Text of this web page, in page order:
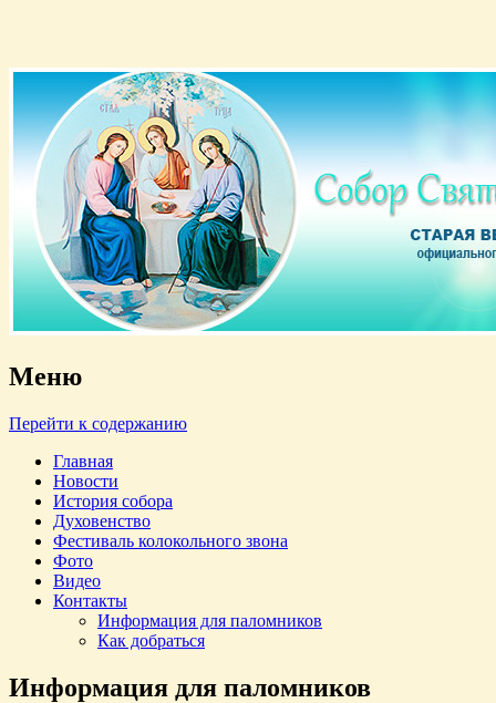
Собор Святой Троицы
Старая версия официального сайта
Меню
Перейти к содержанию
Главная
Новости
История собора
Духовенство
Фестиваль колокольного звона
Фото
Видео
Контакты
Информация для паломников
Как добраться
Информация для паломников